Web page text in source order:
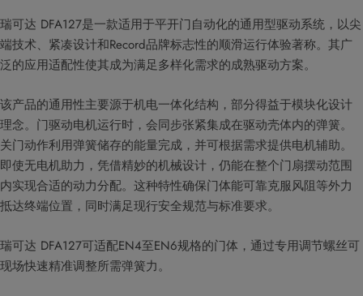
瑞可达 DFA127是一款适用于平开门自动化的通用型驱动系统，以尖
端技术、紧凑设计和Record品牌标志性的顺滑运行体验著称。其广
泛的应用适配性使其成为满足多样化需求的成熟驱动方案。
该产品的通用性主要源于机电一体化结构，部分得益于模块化设计
理念。门驱动电机运行时，会同步张紧集成在驱动壳体内的弹簧。
关门动作利用弹簧储存的能量完成，并可根据需求提供电机辅助。
即使无电机助力，凭借精妙的机械设计，仍能在整个门扇摆动范围
内实现合适的动力分配。这种特性确保门体能可靠克服风阻等外力
抵达终端位置，同时满足现行安全规范与标准要求。
瑞可达 DFA127可适配EN4至EN6规格的门体，通过专用调节螺丝可
现场快速精准调整所需弹簧力。